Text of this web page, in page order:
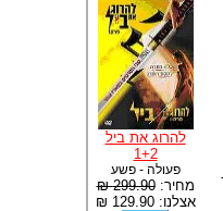
להרוג את ביל
1+2
פעולה - פשע
מחיר:299.90 ₪
אצלנו: 129.90 ₪